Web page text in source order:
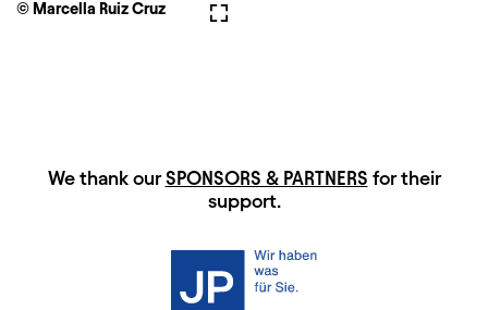
Fullscreen
© Marcella Ruiz Cruz
HAUPTSPONSOREN
We thank ourSPONSORS & PARTNERS for their
support.